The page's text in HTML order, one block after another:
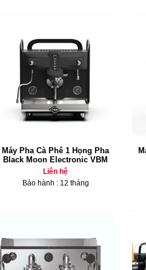
Máy Pha Cà Phê 1 Họng Pha
Black Moon Electronic VBM
Liên hệ
Bảo hành : 12 tháng